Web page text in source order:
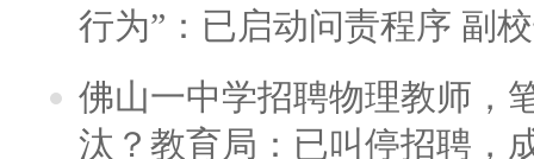
行为”：已启动问责程序 副
佛山一中学招聘物理教师，
汰？教育局：已叫停招聘，